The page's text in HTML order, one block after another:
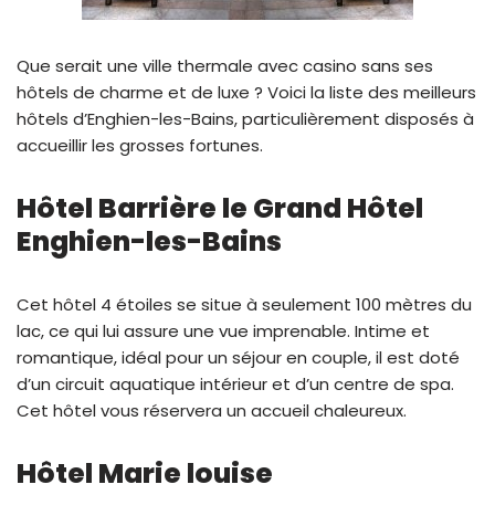
Que serait une ville thermale avec casino sans ses
hôtels de charme et de luxe ? Voici la liste des meilleurs
hôtels d’Enghien-les-Bains, particulièrement disposés à
accueillir les grosses fortunes.
Hôtel Barrière le Grand Hôtel
Enghien-les-Bains
Cet hôtel 4 étoiles se situe à seulement 100 mètres du
lac, ce qui lui assure une vue imprenable. Intime et
romantique, idéal pour un séjour en couple, il est doté
d’un circuit aquatique intérieur et d’un centre de spa.
Cet hôtel vous réservera un accueil chaleureux.
Hôtel Marie louise